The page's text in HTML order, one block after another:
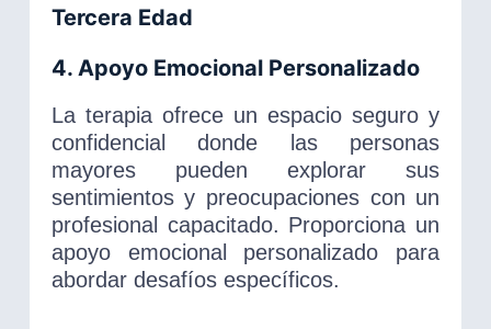
Tercera Edad
4. Apoyo Emocional Personalizado
La terapia ofrece un espacio seguro y
confidencial donde las personas
mayores pueden explorar sus
sentimientos y preocupaciones con un
profesional capacitado. Proporciona un
apoyo emocional personalizado para
abordar desafíos específicos.